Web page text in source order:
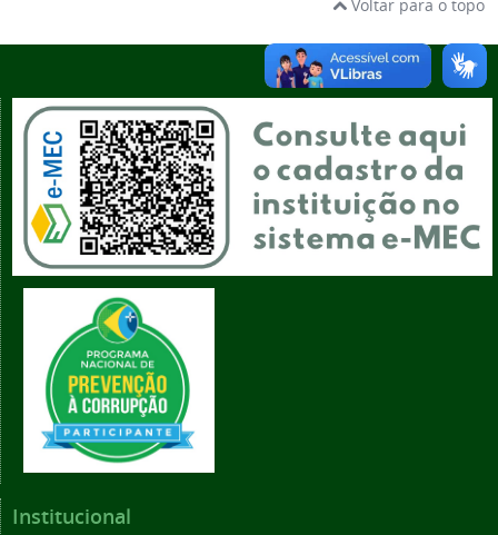
Voltar para o topo
Institucional